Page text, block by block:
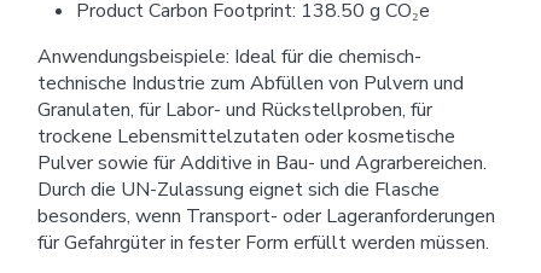
Product Carbon Footprint: 138.50 g CO₂e
Anwendungsbeispiele: Ideal für die chemisch-
technische Industrie zum Abfüllen von Pulvern und
Granulaten, für Labor- und Rückstellproben, für
trockene Lebensmittelzutaten oder kosmetische
Pulver sowie für Additive in Bau- und Agrarbereichen.
Durch die UN-Zulassung eignet sich die Flasche
besonders, wenn Transport- oder Lageranforderungen
für Gefahrgüter in fester Form erfüllt werden müssen.